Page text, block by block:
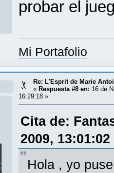
probar el
Mi Portafolio
Re: L'Esprit de Marie
« Respuesta #8 en: 16 de
16:29:18 »
Cita de:
2009, 13:01:02
Hola , yo